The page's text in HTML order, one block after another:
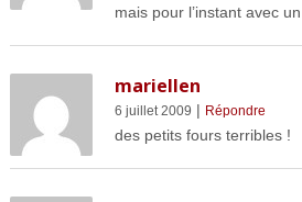
mais pour l’instant avec
mariellen
6 juillet 2009 | Répondre
des petits fours terribles !